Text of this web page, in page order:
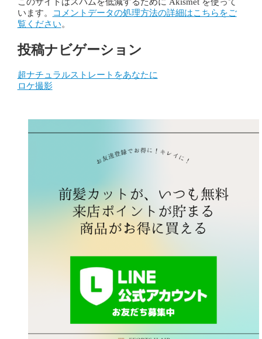
います。
コメントデータの処理方法の詳細はこちらをご
覧ください。
投稿ナビゲーション
超ナチュラルストレートをあなたに
ロケ撮影